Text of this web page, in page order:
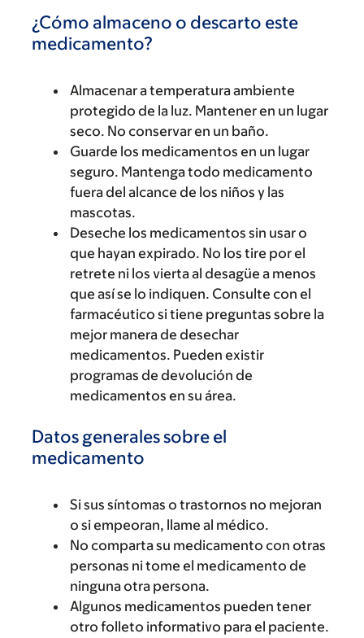
¿Cómo almaceno o descarto este
medicamento?
Almacenar a temperatura ambiente
protegido de la luz. Mantener en un lugar
seco. No conservar en un baño.
Guarde los medicamentos en un lugar
seguro. Mantenga todo medicamento
fuera del alcance de los niños y las
mascotas.
Deseche los medicamentos sin usar o
que hayan expirado. No los tire por el
retrete ni los vierta al desagüe a menos
que así se lo indiquen. Consulte con el
farmacéutico si tiene preguntas sobre la
mejor manera de desechar
medicamentos. Pueden existir
programas de devolución de
medicamentos en su área.
Datos generales sobre el
medicamento
Si sus síntomas o trastornos no mejoran
o si empeoran, llame al médico.
No comparta su medicamento con otras
personas ni tome el medicamento de
ninguna otra persona.
Algunos medicamentos pueden tener
otro folleto informativo para el paciente.